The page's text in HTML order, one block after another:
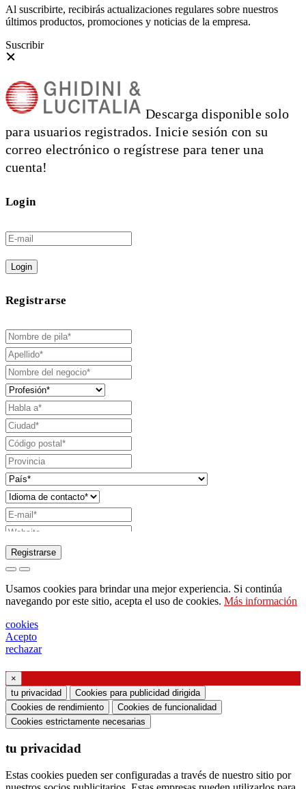
Al suscribirte, recibirás actualizaciones regulares sobre nuestros
últimos productos, promociones y noticias de la empresa.
Suscribir
Descarga disponible solo
para usuarios registrados. Inicie sesión con su
correo electrónico o regístrese para tener una
cuenta!
Login
Login
Registrarse
Solicitud de envío de catálogo
Solicite ser contactado por su representante de
ventas
Solicitud de soporte o diseño de iluminación
Solicitud de seminario web o formación sobre
productos Ghidini & Lucitalia
Manifestación de consentimiento (artículo 7 del
Reglamento de la UE n. ° 2016/679)
Declaro haber leído la información sobre el
tratamiento de datos personales y acepto el
tratamiento de mis datos personales.
Registrarse
Usamos cookies para brindar una mejor experiencia. Si continúa
navegando por este sitio, acepta el uso de cookies. Más información
cookies
Acepto
rechazar
×
tu privacidad
Cookies para publicidad dirigida
Cookies de rendimiento
Cookies de funcionalidad
Cookies estrictamente necesarias
tu privacidad
Estas cookies pueden ser configuradas a través de nuestro sitio por